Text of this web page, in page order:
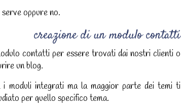
oppure no.
creazione di un modulo contatti
contatti per essere trovati dai nostri clienti o
un blog.
moduli integrati ma la maggior parte dei temi ti
per quello specifico tema.